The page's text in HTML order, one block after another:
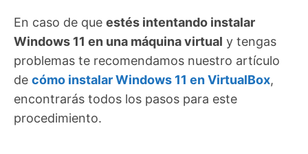
En caso de que estés intentando instalar
Windows 11 en una máquina virtual y tengas
problemas te recomendamos nuestro artículo
de cómo instalar Windows 11 en VirtualBox,
encontrarás todos los pasos para este
procedimiento.